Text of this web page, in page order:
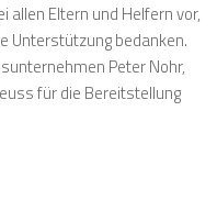
allen Eltern und Helfern vor,
Unterstützung bedanken.
Peter Nohr,
für die Bereitstellung